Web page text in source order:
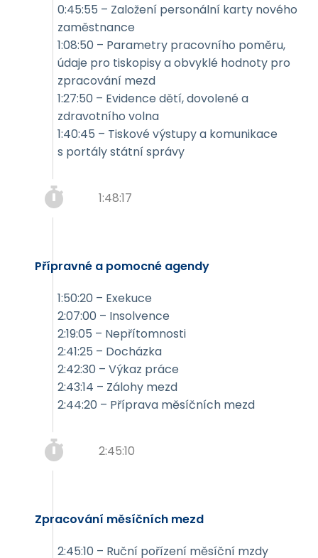
0:45:55 – Založení personální karty nového
zaměstnance
1:08:50 – Parametry pracovního poměru,
údaje pro tiskopisy a obvyklé hodnoty pro
zpracování mezd
1:27:50 – Evidence dětí, dovolené a
zdravotního volna
1:40:45 – Tiskové výstupy a komunikace
s portály státní správy
1:48:17
Přípravné a pomocné agendy
1:50:20 – Exekuce
2:07:00 – Insolvence
2:19:05 – Nepřítomnosti
2:41:25 – Docházka
2:42:30 – Výkaz práce
2:43:14 – Zálohy mezd
2:44:20 – Příprava měsíčních mezd
2:45:10
Zpracování měsíčních mezd
2:45:10 – Ruční pořízení měsíční mzdy